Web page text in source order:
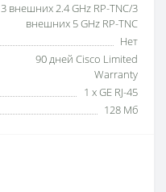
3 внешних 2.4 GHz RP-TNC/3
внешних 5 GHz RP-TNC
Нет
90 дней Cisco Limited
Warranty
1 x GE RJ-45
128 Мб